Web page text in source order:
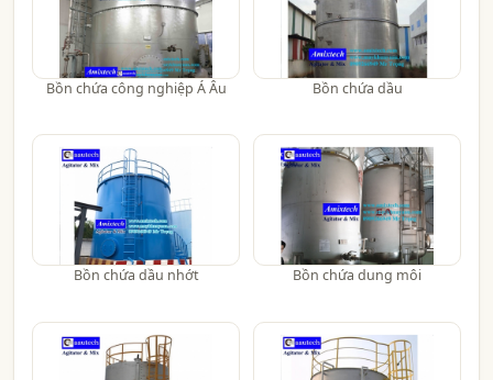
Bồn chứa công nghiệp Á Âu Bồn chứa dầu
Bồn chứa dầu nhớt Bồn chứa dung môi